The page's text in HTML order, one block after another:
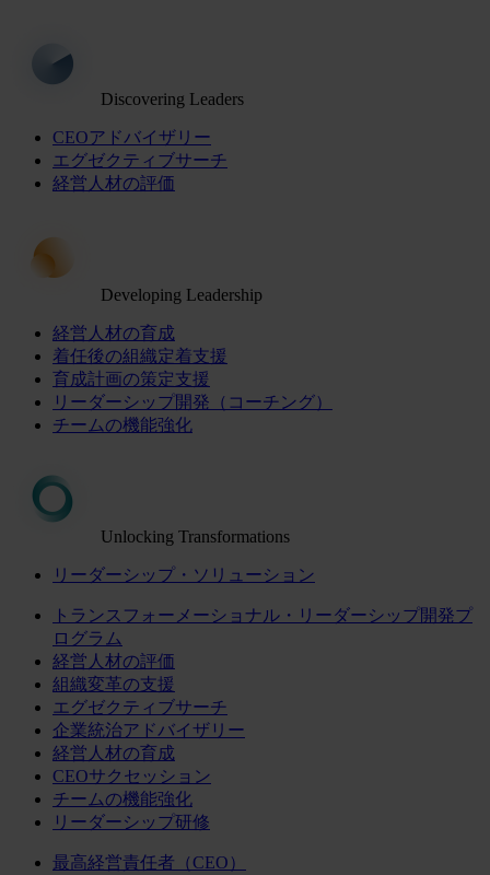
Discovering Leaders
CEOアドバイザリー
エグゼクティブサーチ
経営人材の評価
Developing Leadership
経営人材の育成
着任後の組織定着支援
育成計画の策定支援
リーダーシップ開発（コーチング）
チームの機能強化
Unlocking Transformations
リーダーシップ・ソリューション
トランスフォーメーショナル・リーダーシップ開発プ
ログラム
経営人材の評価
組織変革の支援
エグゼクティブサーチ
企業統治アドバイザリー
経営人材の育成
CEOサクセッション
チームの機能強化
リーダーシップ研修
最高経営責任者（CEO）